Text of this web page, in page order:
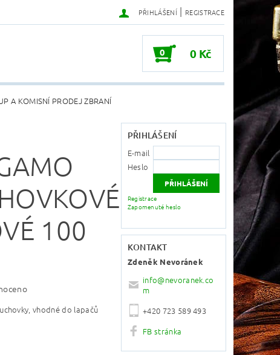
PŘIHLÁŠENÍ | REGISTRACE
0 0 Kč
A KOMISNÍ PRODEJ ZBRANÍ
100
vhodné do lapačů
PŘIHLÁŠENÍ
E-mail
Heslo
Registrace
Zapomenuté heslo
KONTAKT
Zdeněk Nevoránek
info@nevoranek.co
m
+420 723 589 493
FB stránka